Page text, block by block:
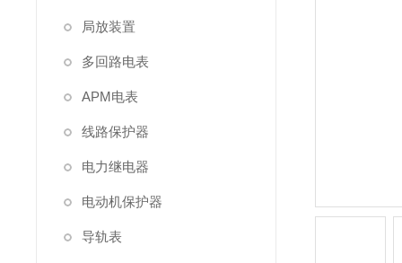
局放装置
多回路电表
APM电表
线路保护器
电力继电器
电动机保护器
导轨表